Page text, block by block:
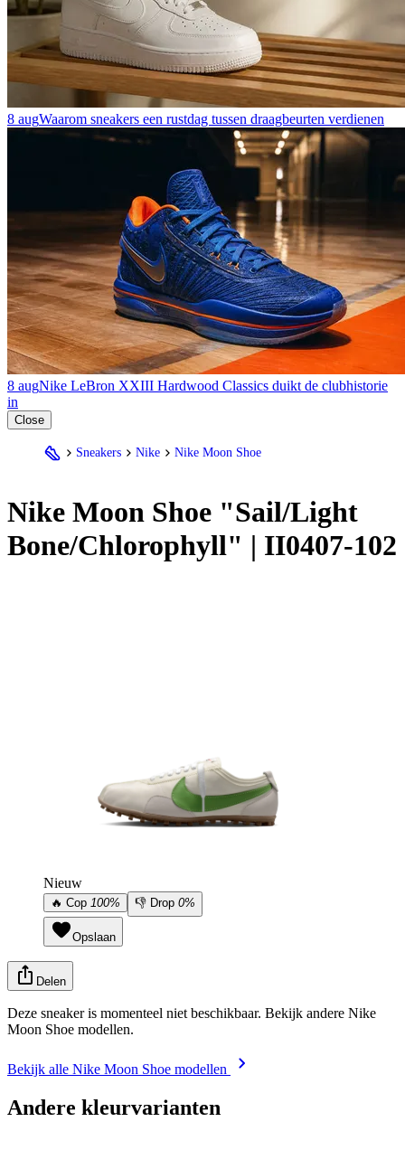
8 augWaarom sneakers een rustdag tussen draagbeurten verdienen
8 augNike LeBron XXIII Hardwood Classics duikt de clubhistorie
in
Close
Sneakers Nike Nike Moon Shoe
Nike Moon Shoe "Sail/Light
Bone/Chlorophyll" | II0407-102
Nieuw
🔥 Cop 100% 👎 Drop 0%
Opslaan
Delen
Deze sneaker is momenteel niet beschikbaar. Bekijk andere Nike
Moon Shoe modellen.
Bekijk alle Nike Moon Shoe modellen
Andere kleurvarianten